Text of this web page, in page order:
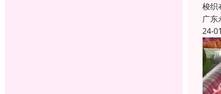
梭织
广东
24-